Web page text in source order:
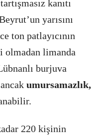
kanıtı
yarısını
ton patlayıcının
limanda
burjuva
umursamazlık,
220 kişinin